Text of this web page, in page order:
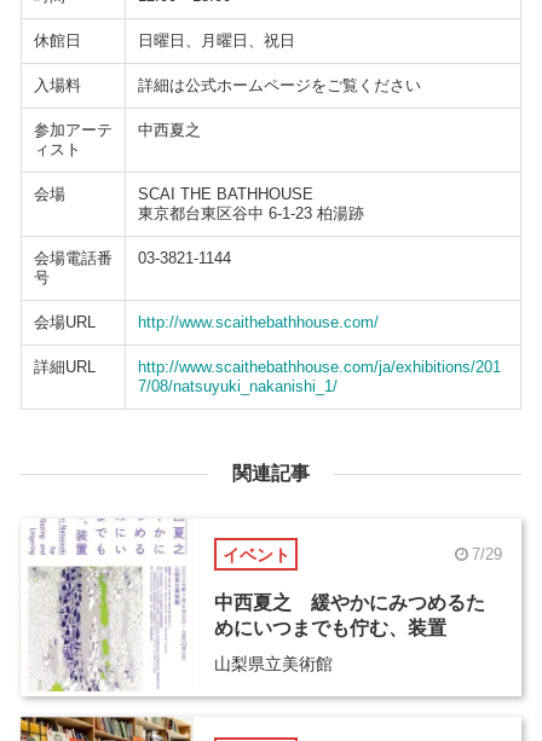
休館日 日曜日、月曜日、祝日
入場料 詳細は公式ホームページをご覧ください
参加アーテ
ィスト
中西夏之
会場
SCAI THE BATHHOUSE
東京都台東区谷中 6-1-23 柏湯跡
会場電話番
号
03-3821-1144
会場URL http://www.scaithebathhouse.com/
詳細URL
http://www.scaithebathhouse.com/ja/exhibitions/201
7/08/natsuyuki_nakanishi_1/
関連記事
イベント 7/29
中西夏之 緩やかにみつめるた
めにいつまでも佇む、装置
山梨県立美術館